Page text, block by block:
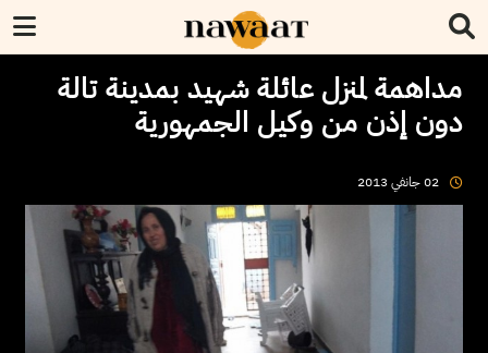
مداهمة لمنزل عائلة شهيد بمدينة تالة
دون إذن من وكيل الجمهورية
02جانفي 2013